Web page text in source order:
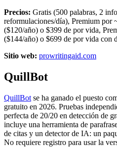
Precios: Gratis (500 palabras, 2
reformulaciones/día), Premium por
($120/año) o $399 de por vida,
($144/año) o $699 de por vida con
Sitio web: prowritingaid.com
QuillBot
QuillBot se ha ganado el puesto
gratuito en 2026. Pruebas
perfecta de 20/20 en detección de
incluye una herramienta de
de citas y un detector de IA: un
No requiere registro para usar la